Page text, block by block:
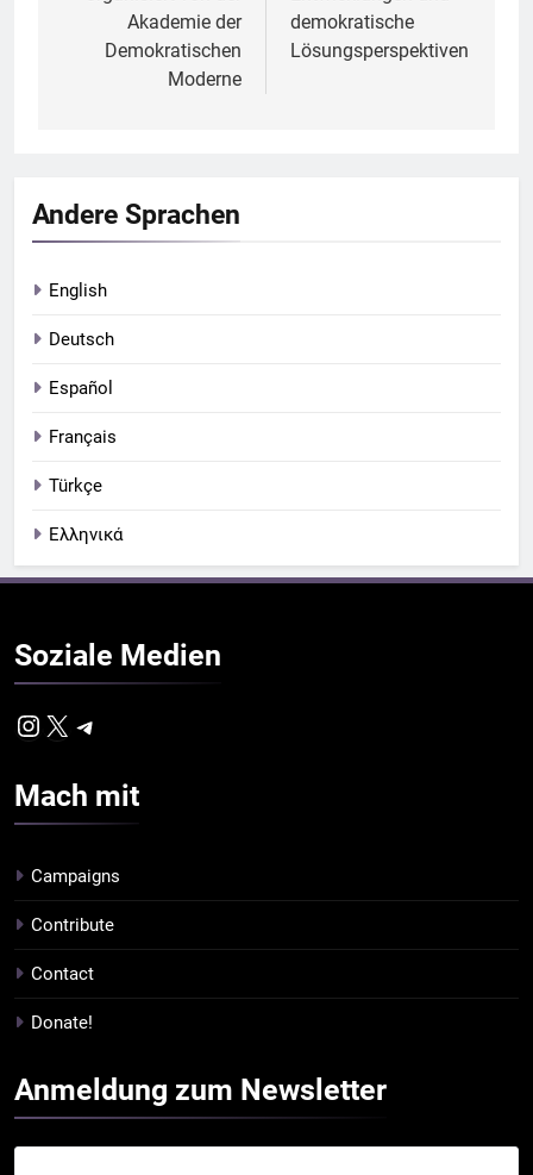
Akademie der
Demokratischen
Moderne
demokratische
Lösungsperspektiven
Andere Sprachen
English
Deutsch
Español
Français
Türkçe
Ελληνικά
Soziale Medien
Instagram
Mach mit
Campaigns
Contribute
Contact
Donate!
Anmeldung zum Newsletter